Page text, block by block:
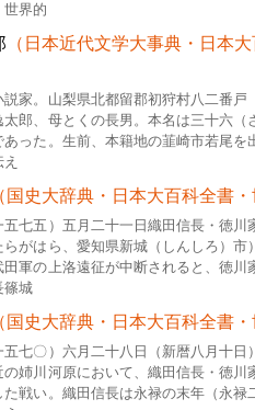
世界的
（日本近代文学大事典・日本
説家。山梨県北都留郡初狩村八二番
太郎、母とくの長男。本名は三十六
あった。生前、本籍地の韮崎市若尾
国史大辞典・日本大百科全書・
五七五）五月二十一日織田信長・徳
らがはら、愛知県新城（しんしろ）市
田軍の上洛遠征が中断されると、徳
篠城
国史大辞典・日本大百科全書・
五七〇）六月二十八日（新暦八月十
の姉川河原において、織田信長・徳
た戦い。織田信長は永禄の末年（永